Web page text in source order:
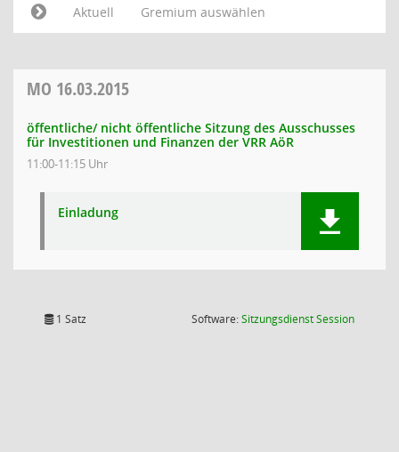
Aktuell
Gremium auswählen
MO 16.03.2015
öffentliche/ nicht öffentliche Sitzung des Ausschusses
für Investitionen und Finanzen der VRR AöR
11:00-11:15 Uhr
Einladung
1 Satz Software:SitzungsdienstSession(Wird in